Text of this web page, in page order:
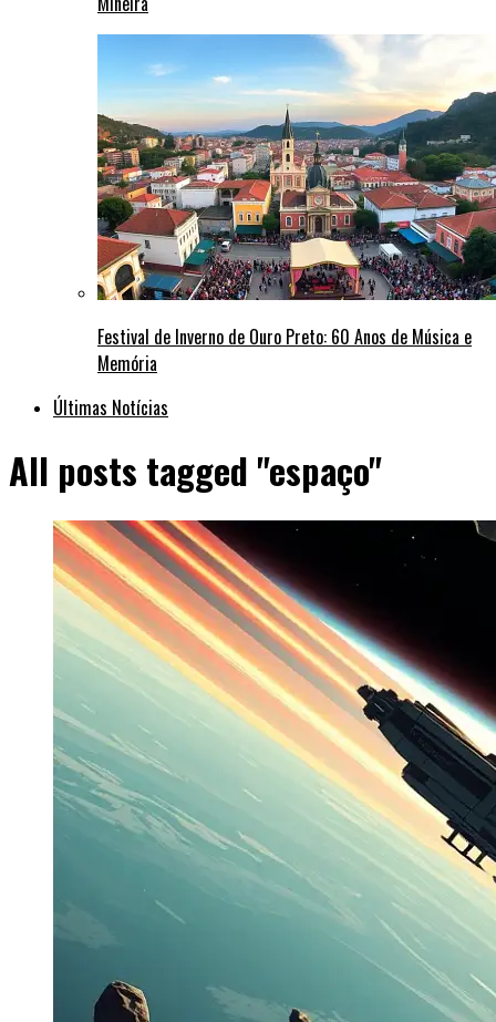
Festival de Inverno de Ouro Preto: 60 Anos de Música e
Memória
Últimas Notícias
All posts tagged "espaço"